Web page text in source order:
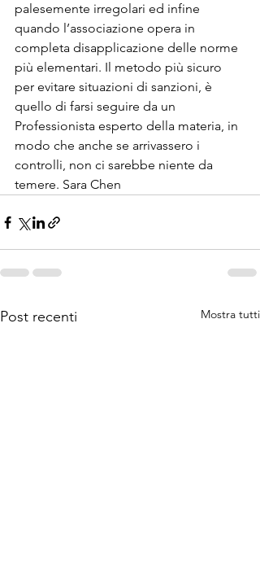
palesemente irregolari ed infine
quando l’associazione opera in
completa disapplicazione delle norme
più elementari. Il metodo più sicuro
per evitare situazioni di sanzioni, è
quello di farsi seguire da un
Professionista esperto della materia, in
modo che anche se arrivassero i
controlli, non ci sarebbe niente da
temere. Sara Chen
Post recenti Mostra tutti